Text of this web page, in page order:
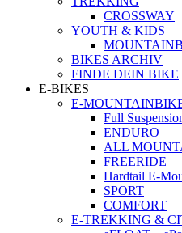
CROSSWAY
YOUTH & KIDS
BIKES ARCHIV
FINDE DEIN BIKE
E-BIKES
E-
Full
ENDURO
ALL
FREERIDE
Hardtail E-
SPORT
COMFORT
E-TREKKING &